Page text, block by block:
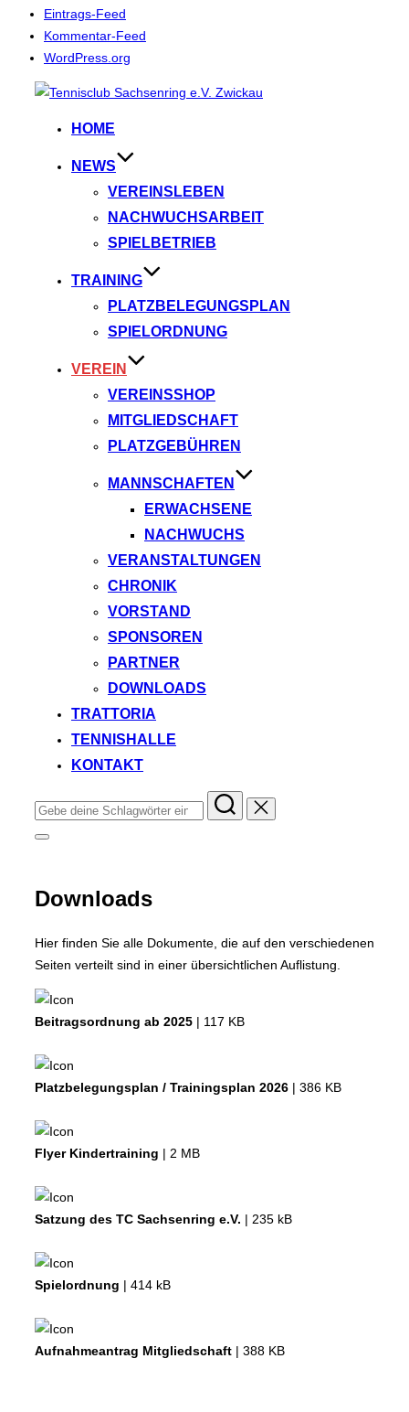
Eintrags-Feed
Kommentar-Feed
WordPress.org
HOME
NEWS
VEREINSLEBEN
NACHWUCHSARBEIT
SPIELBETRIEB
TRAINING
PLATZBELEGUNGSPLAN
SPIELORDNUNG
VEREIN
VEREINSSHOP
MITGLIEDSCHAFT
PLATZGEBÜHREN
MANNSCHAFTEN
ERWACHSENE
NACHWUCHS
VERANSTALTUNGEN
CHRONIK
VORSTAND
SPONSOREN
PARTNER
DOWNLOADS
TRATTORIA
TENNISHALLE
KONTAKT
Suchen
nach:
Seitenleiste
Downloads
Hier finden Sie alle Dokumente, die auf den verschiedenen
Seiten verteilt sind in einer übersichtlichen Auflistung.
Beitragsordnung ab 2025 | 117 KB
Platzbelegungsplan / Trainingsplan 2026 | 386 KB
Flyer Kindertraining | 2 MB
Satzung des TC Sachsenring e.V. | 235 kB
Spielordnung | 414 kB
Aufnahmeantrag Mitgliedschaft | 388 KB